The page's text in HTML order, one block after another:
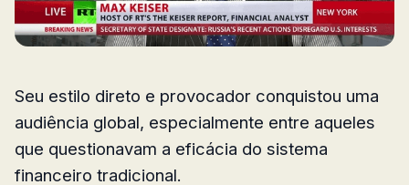
Seu estilo direto e provocador conquistou uma
audiência global, especialmente entre aqueles
que questionavam a eficácia do sistema
financeiro tradicional.